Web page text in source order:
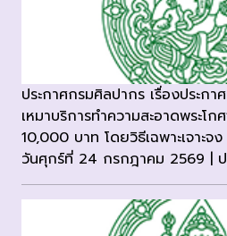
ประกาศกรมศิลปากร เรื่องประกา
เหมาบริการทำความสะอาดพระโก
10,000 บาท โดยวิธีเฉพาะเจาะจง
วันศุกร์ที่ 24 กรกฎาคม 2569 | ป